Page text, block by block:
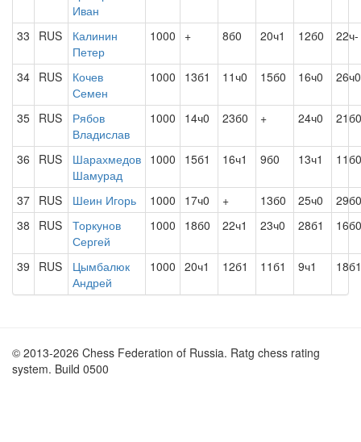
Иван
33 RUS
Калинин
Петер
1000 + 8б0 20ч1 12б0 22ч-
34 RUS
Кочев
Семен
1000 13б1 11ч0 15б0 16ч0 26ч0
35 RUS
Рябов
Владислав
1000 14ч0 23б0 + 24ч0 21б0
36 RUS
Шарахмедов
Шамурад
1000 15б1 16ч1 9б0 13ч1 11б0
37 RUS Шеин Игорь 1000 17ч0 + 13б0 25ч0
29б0
38
RUS
Торкунов
Сергей
1000 18б0 22ч1 23ч0 28б1 16б0
39 RUS
Цымбалюк
Андрей
1000 20ч1 12б1 11б1 9ч1 18б1
© 2013-2026 Chess Federation of Russia. Ratg chess rating
system. Build 0500